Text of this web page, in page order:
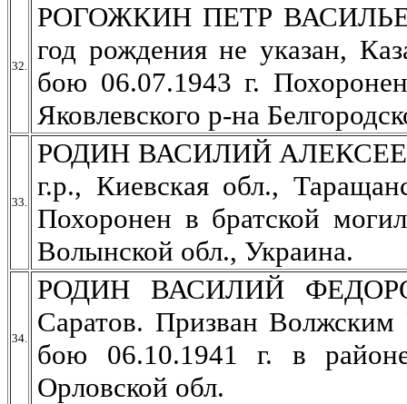
32.
РОГОЖКИН ПЕТР
год рождения не указан,
бою 06.07.1943 г.
Яковлевского р-на
33.
РОДИН ВАСИЛИЙ
г.р., Киевская обл.,
Похоронен в братской
Волынской обл., Украина.
34.
РОДИН ВАСИЛИЙ
Саратов. Призван
бою 06.10.1941 г. в
Орловской обл.